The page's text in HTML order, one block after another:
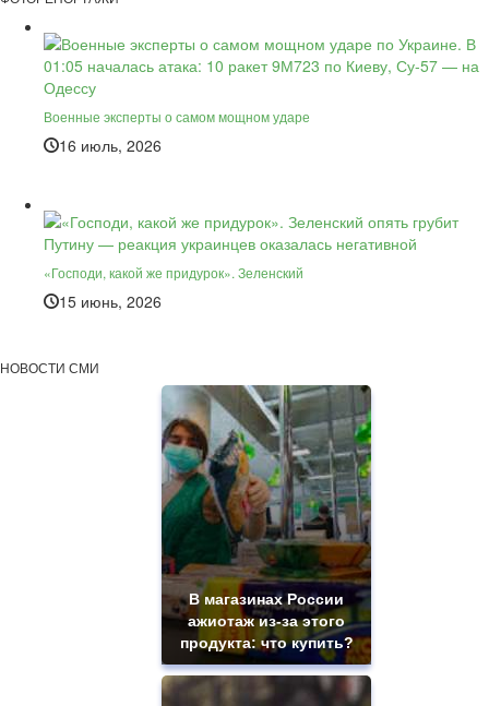
Военные эксперты о самом мощном ударе
16 июль, 2026
«Господи, какой же придурок». Зеленский
15 июнь, 2026
НОВОСТИ СМИ
В магазинах России
ажиотаж из-за этого
продукта: что купить?